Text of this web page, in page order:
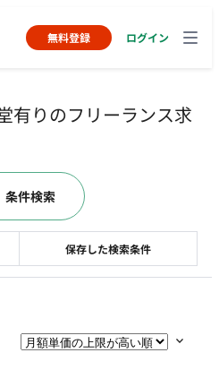
無料登録 ログイン
有りのフリーランス求
保存した検索条件
条件検索